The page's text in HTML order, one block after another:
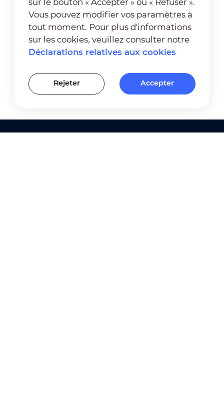
Vous pouvez modifier vos paramètres à
tout moment. Pour plus d'informations
sur les cookies, veuillez consulter notre
Déclarations relatives aux cookies
Rejeter Accepter